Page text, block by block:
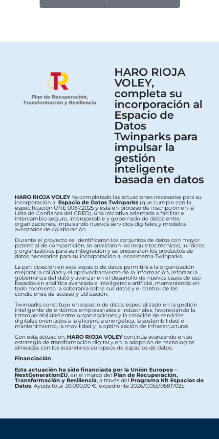
HARO RIOJA
VOLEY,
completa su
incorporación al
Espacio de
Datos
Twinparks para
impulsar la
gestión
inteligente
basada en datos
HARO RIOJA VOLEYha completado las actuaciones necesarias para su
incorporación al Espacio de Datos Twinparks (que cumple con la
especificación UNE 0087:2025 y está en proceso de inscripción en la
Lista de Confianza del CRED), una iniciativa orientada a facilitar el
intercambio seguro, interoperable y gobernado de datos entre
organizaciones, impulsando nuevos servicios digitales y modelos
avanzados de colaboración.
Durante el proyecto se identificaron los conjuntos de datos con mayor
potencial de compartición, se analizaron los requisitos técnicos, jurídicos
y organizativos para su integración y se prepararon los productos de
datos necesarios para su incorporación al ecosistema Twinparks.
La participación en este espacio de datos permitirá a la organización
mejorar la calidad y el aprovechamiento de la información, reforzar la
gobernanza del dato y avanzar en el desarrollo de nuevos casos de uso
basados en analítica avanzada e inteligencia artificial, manteniendo en
todo momento la soberanía sobre sus datos y el control de las
condiciones de acceso y utilización.
Twinparks constituye un espacio de datos especializado en la gestión
inteligente de entornos empresariales e industriales, favoreciendo la
interoperabilidad entre organizaciones y la creación de servicios
digitales orientados a la eficiencia energética, la sostenibilidad, el
mantenimiento, la movilidad y la optimización de infraestructuras.
Con esta actuación, HARO RIOJA VOLEYcontinúa avanzando en su
estrategia de transformación digital y en la adopción de tecnologías
alineadas con los estándares europeos de espacios de datos.
Financiación
Esta actuación ha sido financiada por la Unión Europea –
NextGenerationEU , en el marco delPlan de Recuperación,
Transformación y Resiliencia , a través del Programa Kit Espacios de
Datos . Ayuda total 30.000,00 €, expediente 2026/C055/05817025